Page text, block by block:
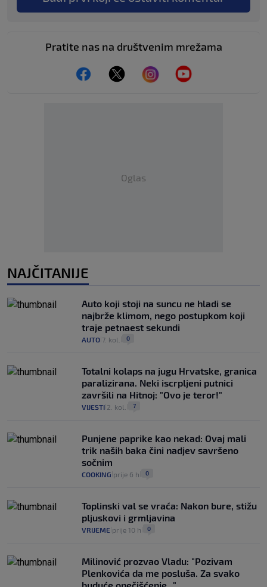
Pratite nas na društvenim mrežama
Oglas
NAJČITANIJE
Auto koji stoji na suncu ne hladi se
najbrže klimom, nego postupkom koji
traje petnaest sekundi
AUTO 7. kol. 0
Totalni kolaps na jugu Hrvatske, granica
paralizirana. Neki iscrpljeni putnici
završili na Hitnoj: "Ovo je teror!"
VIJESTI 2. kol. 7
Punjene paprike kao nekad: Ovaj mali
trik naših baka čini nadjev savršeno
sočnim
COOKING prije 6 h 0
Toplinski val se vraća: Nakon bure, stižu
pljuskovi i grmljavina
VRIJEME prije 10 h 0
Milinović prozvao Vladu: "Pozivam
Plenkovića da me posluša. Za svako